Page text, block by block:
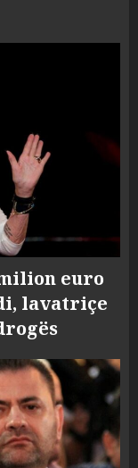
euro
lavatriçe